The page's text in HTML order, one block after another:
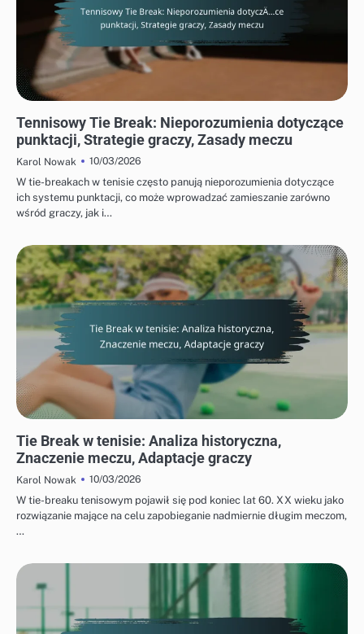
Tennisowy Tie Break: Nieporozumienia dotyczące
punktacji, Strategie graczy, Zasady meczu
Karol Nowak
10/03/2026
W tie-breakach w tenisie często panują nieporozumienia dotyczące
ich systemu punktacji, co może wprowadzać zamieszanie zarówno
wśród graczy, jak i…
Tie Break w tenisie: Analiza historyczna,
Znaczenie meczu, Adaptacje graczy
Karol Nowak
10/03/2026
W tie-breaku tenisowym pojawił się pod koniec lat 60. XX wieku jako
rozwiązanie mające na celu zapobieganie nadmiernie długim meczom,
…